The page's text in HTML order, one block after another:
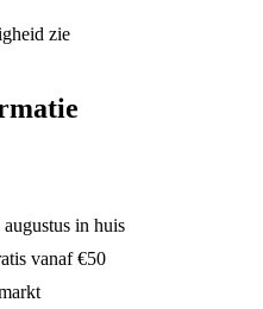
zie
in huis
vanaf €50